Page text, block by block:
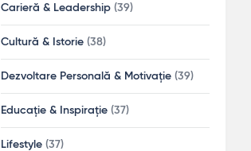
Carieră & Leadership (39)
Cultură & Istorie (38)
Dezvoltare Personală & Motivație (39)
Educație & Inspirație (37)
Lifestyle (37)